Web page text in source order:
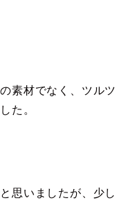
素材でなく、ツルツ
た。
思いましたが、少し